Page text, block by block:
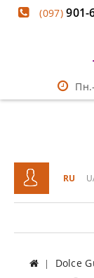
(097)901-
RU
Dolce